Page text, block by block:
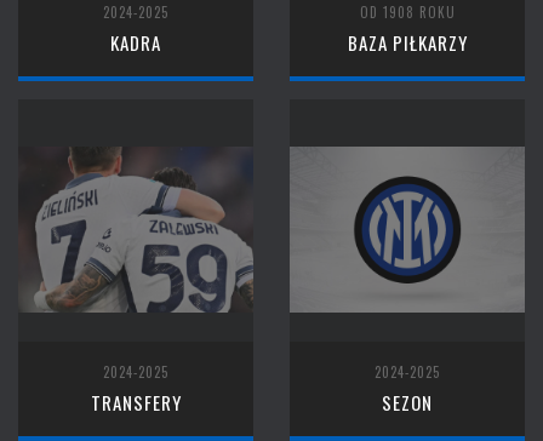
2024-2025
KADRA
OD 1908 ROKU
BAZA PIŁKARZY
2024-2025
TRANSFERY
2024-2025
SEZON